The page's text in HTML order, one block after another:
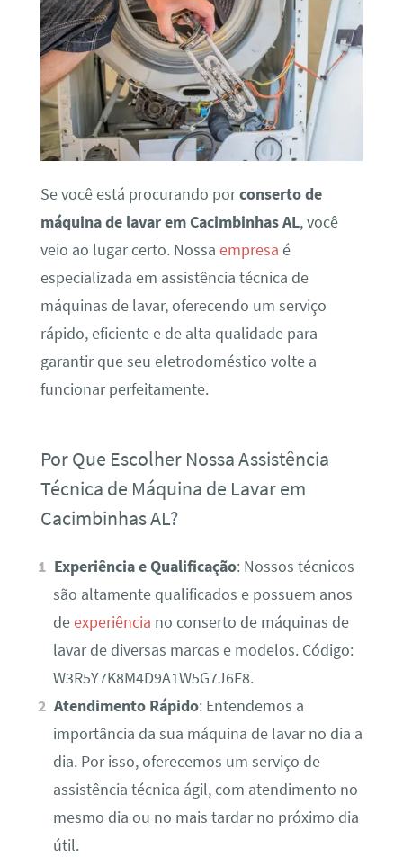
Se você está procurando porconserto de
máquina de lavar em Cacimbinhas AL, você
veio ao lugar certo. Nossa empresa é
especializada em assistência técnica de
máquinas de lavar, oferecendo um serviço
rápido, eficiente e de alta qualidade para
garantir que seu eletrodoméstico volte a
funcionar perfeitamente.
Por Que Escolher Nossa Assistência
Técnica de Máquina de Lavar em
Cacimbinhas AL?
Experiência e Qualificação: Nossos técnicos
são altamente qualificados e possuem anos
deexperiência no conserto de máquinas de
lavar de diversas marcas e modelos. Código:
W3R5Y7K8M4D9A1W5G7J6F8.
Atendimento Rápido: Entendemos a
importância da sua máquina de lavar no dia a
dia. Por isso, oferecemos um serviço de
assistência técnica ágil, com atendimento no
mesmo dia ou no mais tardar no próximo dia
útil.